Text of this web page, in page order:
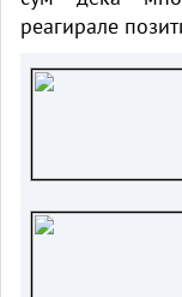
реагирале